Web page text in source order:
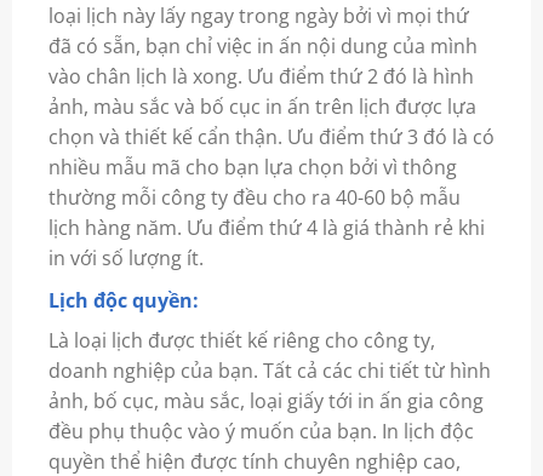
loại lịch này lấy ngay trong ngày bởi vì mọi thứ
đã có sẵn, bạn chỉ việc in ấn nội dung của mình
vào chân lịch là xong. Ưu điểm thứ 2 đó là hình
ảnh, màu sắc và bố cục in ấn trên lịch được lựa
chọn và thiết kế cẩn thận. Ưu điểm thứ 3 đó là có
nhiều mẫu mã cho bạn lựa chọn bởi vì thông
thường mỗi công ty đều cho ra 40-60 bộ mẫu
lịch hàng năm. Ưu điểm thứ 4 là giá thành rẻ khi
in với số lượng ít.
Lịch độc quyền:
Là loại lịch được thiết kế riêng cho công ty,
doanh nghiệp của bạn. Tất cả các chi tiết từ hình
ảnh, bố cục, màu sắc, loại giấy tới in ấn gia công
đều phụ thuộc vào ý muốn của bạn. In lịch độc
quyền thể hiện được tính chuyên nghiệp cao,